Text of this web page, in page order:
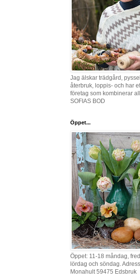
Jag älskar trädgård,
återbruk, loppis- och har
företag som kombinerar
SOFIAS BOD
Öppet...
Öppet: 11-18 måndag,
lördag och söndag.
Monahult 59475 Edsbruk